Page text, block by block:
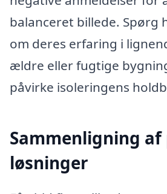
balanceret billede. Spørg
om deres erfaring i
ældre eller fugtige
påvirke isoleringens
Sammenligning
løsninger